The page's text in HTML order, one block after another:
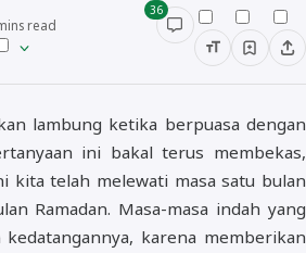
read
36
lambung ketika berpuasa dengan
ini bakal terus membekas,
kita telah melewati masa satu bulan
Ramadan. Masa-masa indah yang
karena memberikan